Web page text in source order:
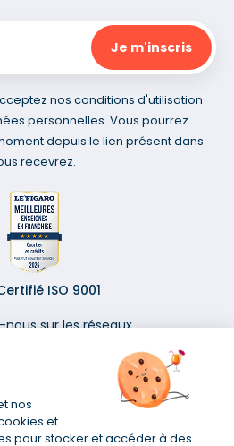
nos
et
pour stocker et accéder à des
nos conditions d'utilisation
personnelles. Vous pourrez
depuis le lien présent dans
recevrez.
ISO 9001
sur les réseaux
et selon votre profil